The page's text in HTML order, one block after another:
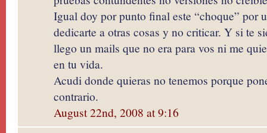
Igual doy por punto final este “choque” por
dedicarte a otras cosas y no criticar. Y si te
llego un mails que no era para vos ni me
en tu vida.
Acudi donde quieras no tenemos porque
contrario.
August 22nd, 2008 at 9:16